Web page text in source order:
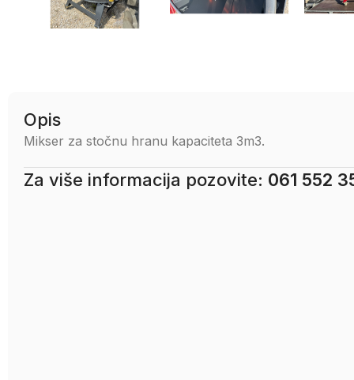
Opis
Mikser za stočnu hranu kapaciteta 3m3.
Za više informacija pozovite: 061 552